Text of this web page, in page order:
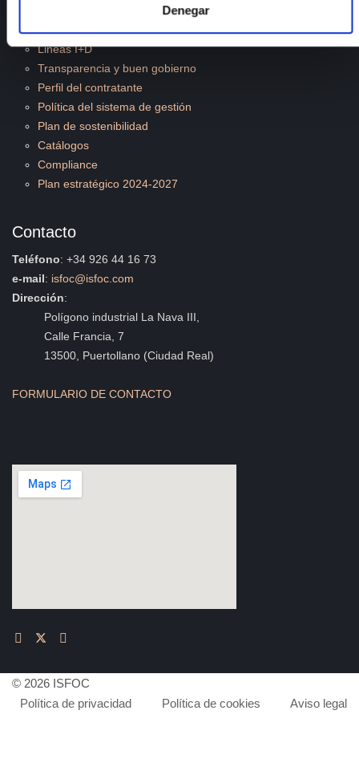
Denegar
Lineas I+D
Transparencia y buen gobierno
Perfil del contratante
Política del sistema de gestión
Plan de sostenibilidad
Catálogos
Compliance
Plan estratégico 2024-2027
Contacto
Teléfono: +34 926 44 16 73
e-mail: isfoc@isfoc.com
Dirección:
Polígono industrial La Nava III,
Calle Francia, 7
13500, Puertollano (Ciudad Real)
FORMULARIO DE CONTACTO
© 2026 ISFOC
Política de privacidad
Política de cookies Aviso legal